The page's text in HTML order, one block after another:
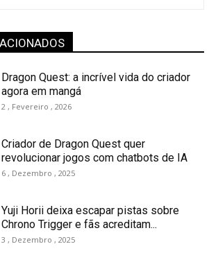
Dragon Quest: a incrível vida do criador
agora em mangá
2 , Fevereiro , 2026
Criador de Dragon Quest quer
revolucionar jogos com chatbots de IA
6 , Dezembro , 2025
Yuji Horii deixa escapar pistas sobre
Chrono Trigger e fãs acreditam...
3 , Dezembro , 2025